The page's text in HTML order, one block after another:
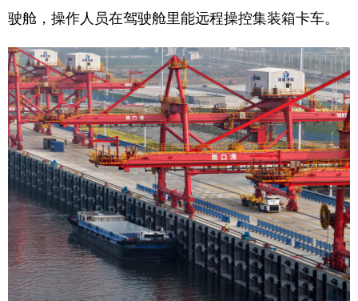
驶舱，操作人员在驾驶舱里能远程操控集装箱卡车。